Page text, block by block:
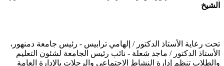
الشيخ
تحت رعاية الأستاذ الدكتور / إلهامي ترابيس - رئيس جامعة دمنهور،
الأستاذ الدكتور / ماجد شعلة - نائب رئيس الجامعة لشئون التعليم
والطلاب تنظم إدارة النشاط الاجتماعي والرحلات بالإدارة العامة